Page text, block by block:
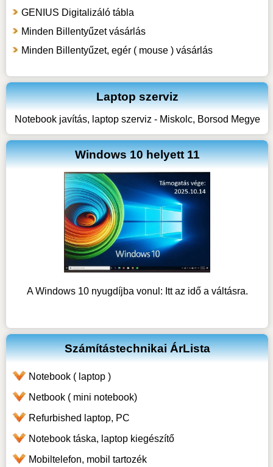
GENIUS Digitalizáló tábla
Minden Billentyűzet vásárlás
Minden Billentyűzet, egér ( mouse ) vásárlás
Laptop szerviz
Notebook javítás, laptop szerviz - Miskolc, Borsod Megye
Windows 10 helyett 11
A Windows 10 nyugdíjba vonul: Itt az idő a váltásra.
Számítástechnikai ÁrLista
Notebook ( laptop )
Netbook ( mini notebook)
Refurbished laptop, PC
Notebook táska, laptop kiegészítő
Mobiltelefon, mobil tartozék